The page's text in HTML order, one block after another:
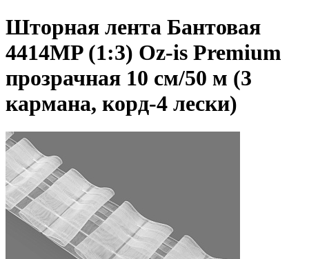
Шторная лента Бантовая
4414MP (1:3) Oz-is Premium
прозрачная 10 см/50 м (3
кармана, корд-4 лески)